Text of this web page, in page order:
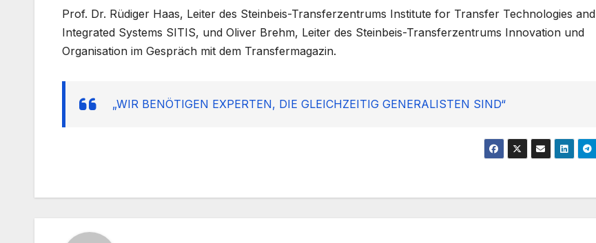
Prof. Dr. Rüdiger Haas, Leiter des Steinbeis-Transferzentrums Institute for Transfer Technologies and
Integrated Systems SITIS, und Oliver Brehm, Leiter des Steinbeis-Transferzentrums Innovation und
Organisation im Gespräch mit dem Transfermagazin.
„WIR BENÖTIGEN EXPERTEN, DIE GLEICHZEITIG GENERALISTEN SIND“